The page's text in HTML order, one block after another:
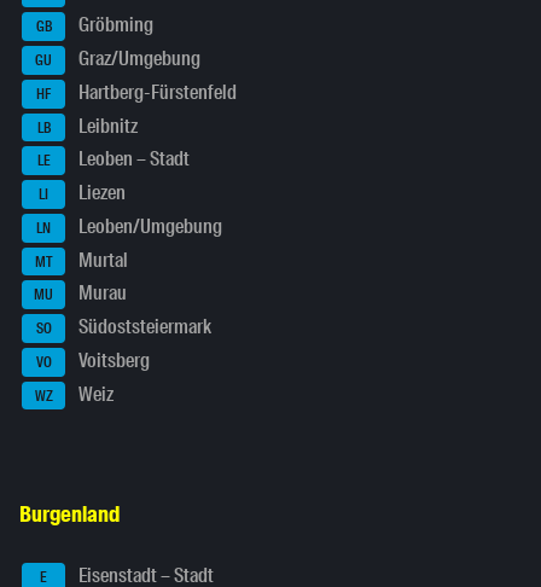
GB Gröbming
GU Graz/Umgebung
HF Hartberg-Fürstenfeld
LB Leibnitz
LE Leoben – Stadt
LI Liezen
LN Leoben/Umgebung
MT Murtal
MU Murau
SO Südoststeiermark
VO Voitsberg
WZ Weiz
Burgenland
E Eisenstadt – Stadt